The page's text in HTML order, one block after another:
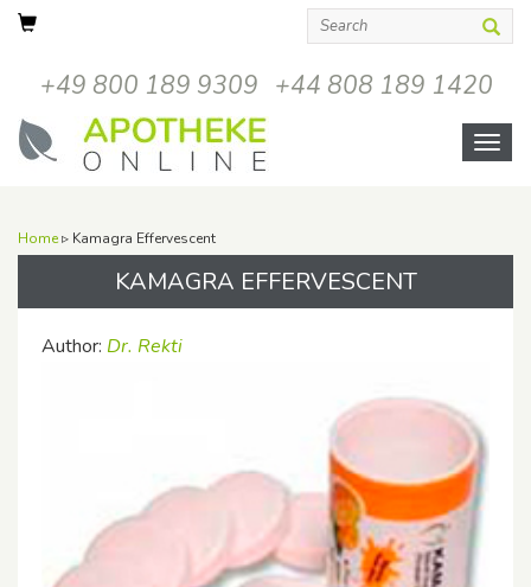
+49 800 189 9309 +44 808 189 1420
Open
Home▹ Kamagra Effervescent
KAMAGRA EFFERVESCENT
Author: Dr. Rekti